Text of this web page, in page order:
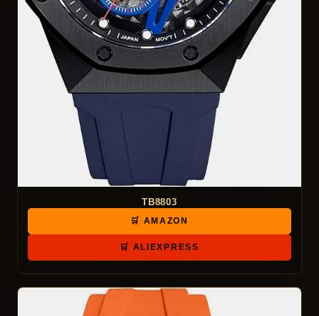
TB8803
🛒 AMAZON
🛒 ALIEXPRESS